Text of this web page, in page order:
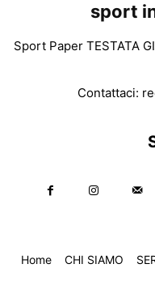
sport
Sport Paper TESTATA
Contattaci:
Home CHI SIAMO